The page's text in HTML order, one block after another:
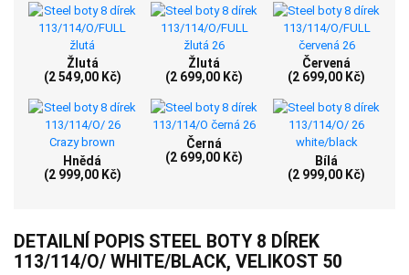
Žlutá
(2 549,00 Kč)
Žlutá
(2 699,00 Kč)
Červená
(2 699,00 Kč)
Hnědá
(2 999,00 Kč)
Černá
(2 699,00 Kč)
Bílá
(2 999,00 Kč)
DETAILNÍ POPIS STEEL BOTY 8 DÍREK
113/114/O/ WHITE/BLACK, VELIKOST 50